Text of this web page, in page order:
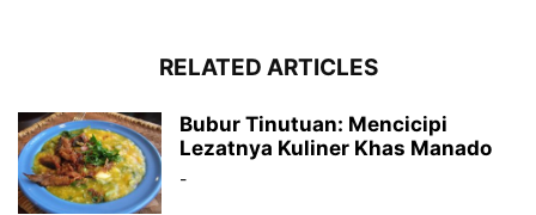
RELATED ARTICLES
Bubur Tinutuan: Mencicipi
Lezatnya Kuliner Khas Manado
-